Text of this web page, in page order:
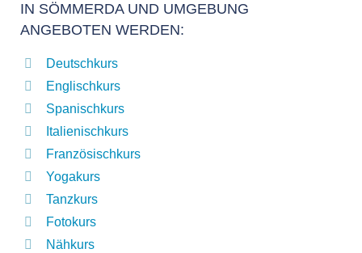
IN SÖMMERDA UND UMGEBUNG
ANGEBOTEN WERDEN:
Deutschkurs
Englischkurs
Spanischkurs
Italienischkurs
Französischkurs
Yogakurs
Tanzkurs
Fotokurs
Nähkurs